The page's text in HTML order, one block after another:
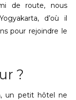
de route, nous
d’où il
pour rejoindre le
?
, un petit hôtel ne